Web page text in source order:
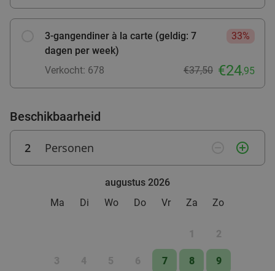
3-gangendiner à la carte (geldig: 7
dagen per week)
33%
Verkocht: 678 €37,50 €24,95
Beschikbaarheid
2 Personen add_circle_outline
augustus 2026
Ma
Di Wo Do Vr Za Zo
1 2
3 4 5 6 7 8 9